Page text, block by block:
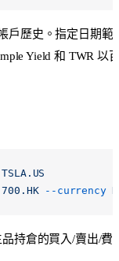
戶歷史。指定日期範
Yield 和 TWR 以
TSLA.US
700.HK --currency
持倉的買入/賣出/費